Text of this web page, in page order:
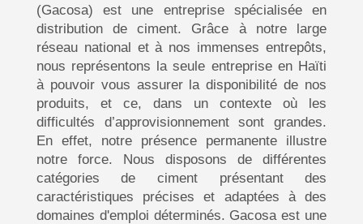
(Gacosa) est une entreprise spécialisée en
distribution de ciment. Grâce à notre large
réseau national et à nos immenses entrepôts,
nous représentons la seule entreprise en Haïti
à pouvoir vous assurer la disponibilité de nos
produits, et ce, dans un contexte où les
difficultés d’approvisionnement sont grandes.
En effet, notre présence permanente illustre
notre force. Nous disposons de différentes
catégories de ciment présentant des
caractéristiques précises et adaptées à des
domaines d'emploi déterminés. Gacosa est une